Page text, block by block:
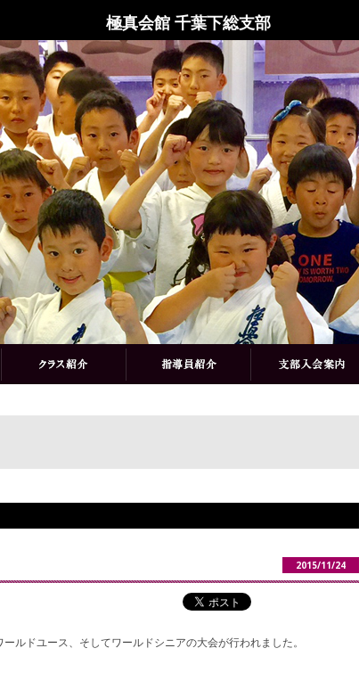
極真会館 千葉下総支部
2015/11/24
ルドユース、そしてワールドシニアの大会が行われました。